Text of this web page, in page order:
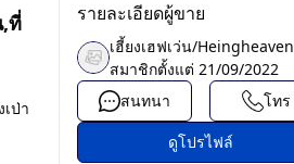
ที่
ป่า
รายละเอียดผู้ขาย
เฮี้ยงเฮฟเว่น/Heingheaven
สมาชิกตั้งแต่ 21/09/2022
สนทนา
โทร
ดูโปรไฟล์